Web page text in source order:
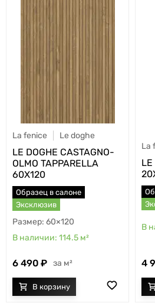
La fenice Le doghe
LE DOGHE CASTAGNO-
OLMO TAPPARELLA
60X120
Образец в салоне
Эксклюзив
60×120
114.5 м²
6 490 м²
La
LE
4